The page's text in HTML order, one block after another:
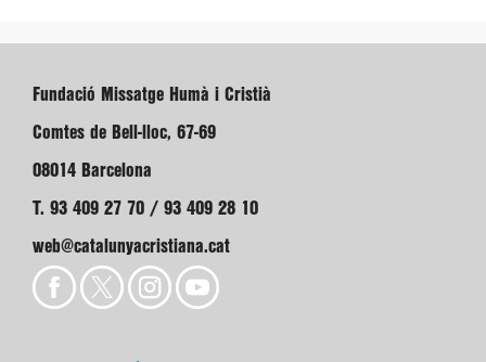
Fundació Missatge Humà i Cristià
Comtes de Bell-lloc, 67-69
08014 Barcelona
T. 93 409 27 70 / 93 409 28 10
web@catalunyacristiana.cat